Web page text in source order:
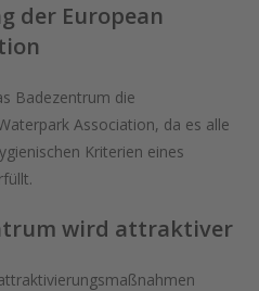
der European
Badezentrum die
Association, da es alle
Kriterien eines
wird attraktiver